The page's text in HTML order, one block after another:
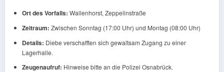
Ort des Vorfalls: Wallenhorst, Zeppelinstraße
Zeitraum: Zwischen Sonntag (17:00 Uhr) und Montag (08:00 Uhr)
Details: Diebe verschafften sich gewaltsam Zugang zu einer
Lagerhalle.
Zeugenaufruf: Hinweise bitte an die Polizei Osnabrück.